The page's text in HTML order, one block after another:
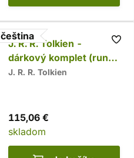
čeština
J. R. R. Tolkien -
dárkový komplet (runy
II)
J. R. R. Tolkien
115,06 €
skladom